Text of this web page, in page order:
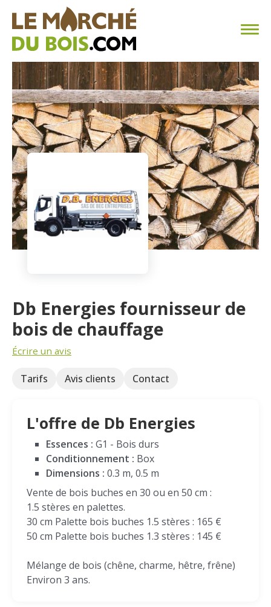
CHAUFFAGE AU BOIS
FAQ
CALCULER SA CONSOMMATION
TROUVER SON FOURNISSEUR
BLOG
ESPACE PRO
Db Energies fournisseur de
bois de chauffage
Écrire un avis
Tarifs Avis clients Contact
L'offre de Db Energies
Essences : G1 - Bois durs
Conditionnement : Box
Dimensions : 0.3 m, 0.5 m
Vente de bois buches en 30 ou en 50 cm :
1.5 stères en palettes.
30 cm Palette bois buches 1.5 stères : 165 €
50 cm Palette bois buches 1.3 stères : 145 €
Mélange de bois (chêne, charme, hêtre, frêne)
Environ 3 ans.